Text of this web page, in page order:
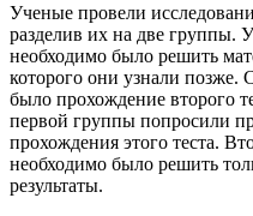
Ученые провели
разделив их на две группы.
необходимо было решить
которого они узнали
было прохождение второго
первой группы попросили
прохождения этого теста.
необходимо было решить
результаты.